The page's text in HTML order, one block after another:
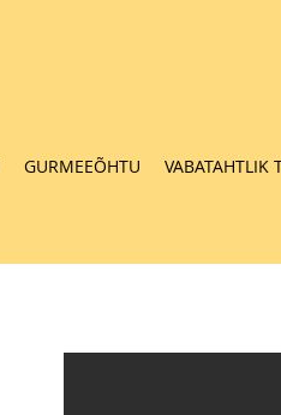
GURMEEÕHTU VABATAHTLIK